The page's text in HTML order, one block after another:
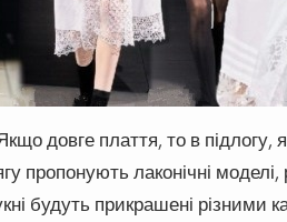
довге плаття, то в
пропонують лаконічні
будуть прикрашені